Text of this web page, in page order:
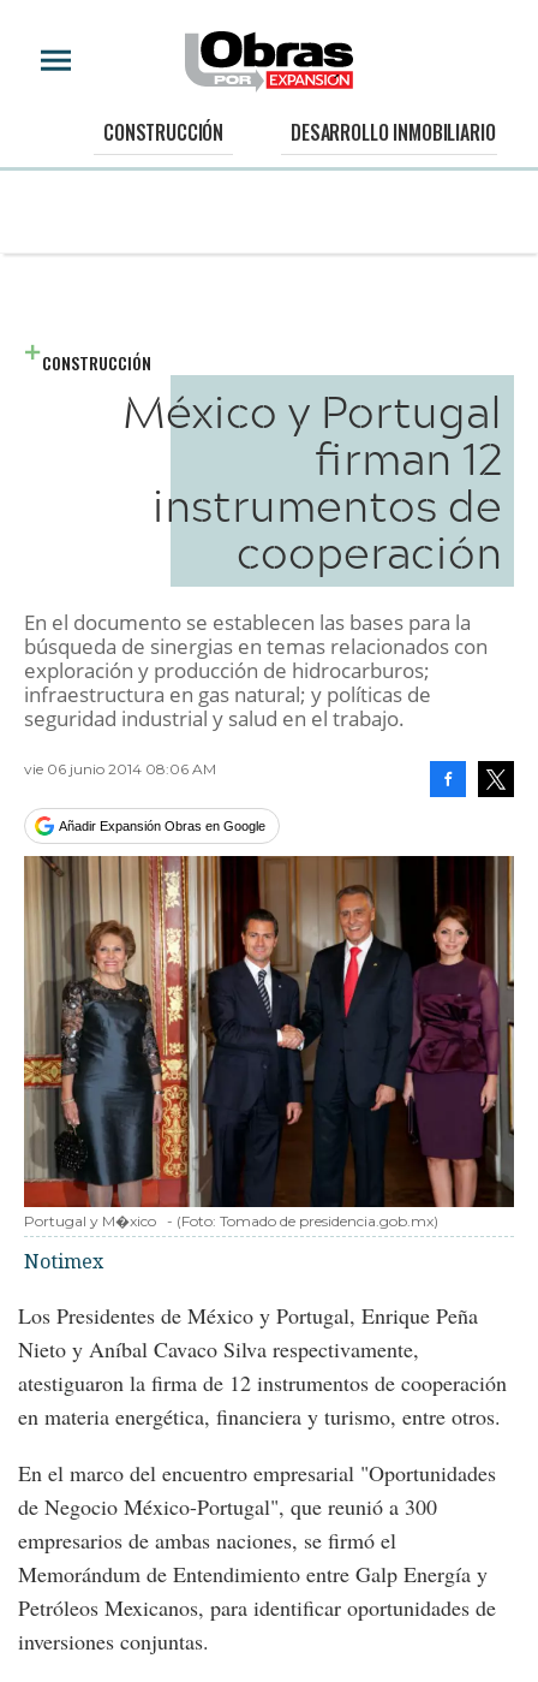
CONSTRUCCIÓN DESARROLLO INMOBILIARIO
CONSTRUCCIÓN
México y Portugal
firman 12
instrumentos de
cooperación
En el documento se establecen las bases para la
búsqueda de sinergias en temas relacionados con
exploración y producción de hidrocarburos;
infraestructura en gas natural; y políticas de
seguridad industrial y salud en el trabajo.
vie 06 junio 2014 08:06 AM
Añadir Expansión Obras en Google
Portugal y M�xico - (Foto: Tomado de presidencia.gob.mx)
Notimex
Los Presidentes de México y Portugal, Enrique Peña
Nieto y Aníbal Cavaco Silva respectivamente,
atestiguaron la firma de 12 instrumentos de cooperación
en materia energética, financiera y turismo, entre otros.
En el marco del encuentro empresarial "Oportunidades
de Negocio México-Portugal", que reunió a 300
empresarios de ambas naciones, se firmó el
Memorándum de Entendimiento entre Galp Energía y
Petróleos Mexicanos, para identificar oportunidades de
inversiones conjuntas.